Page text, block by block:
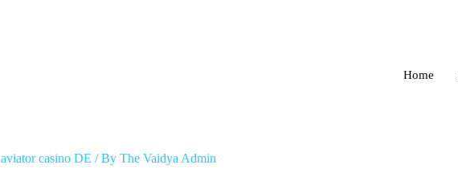
Home
aviator casino DE / By The Vaidya Admin